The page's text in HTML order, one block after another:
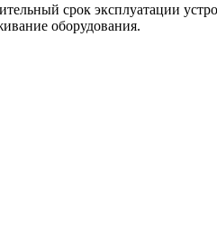
срок эксплуатации
оборудования.